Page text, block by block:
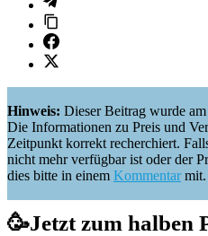
Hinweis: Dieser Beitrag wurde
Die Informationen zu Preis und
Zeitpunkt korrekt recherchiert.
nicht mehr verfügbar ist oder der
dies bitte in einem Kommentarmit.
🥳Jetzt zum halben